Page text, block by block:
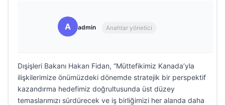
A admin Anahtar yönetici
Dışişleri Bakanı Hakan Fidan, “Müttefikimiz Kanada’yla
ilişkilerimize önümüzdeki dönemde stratejik bir perspektif
kazandırma hedefimiz doğrultusunda üst düzey
temaslarımızı sürdürecek ve iş birliğimizi her alanda daha